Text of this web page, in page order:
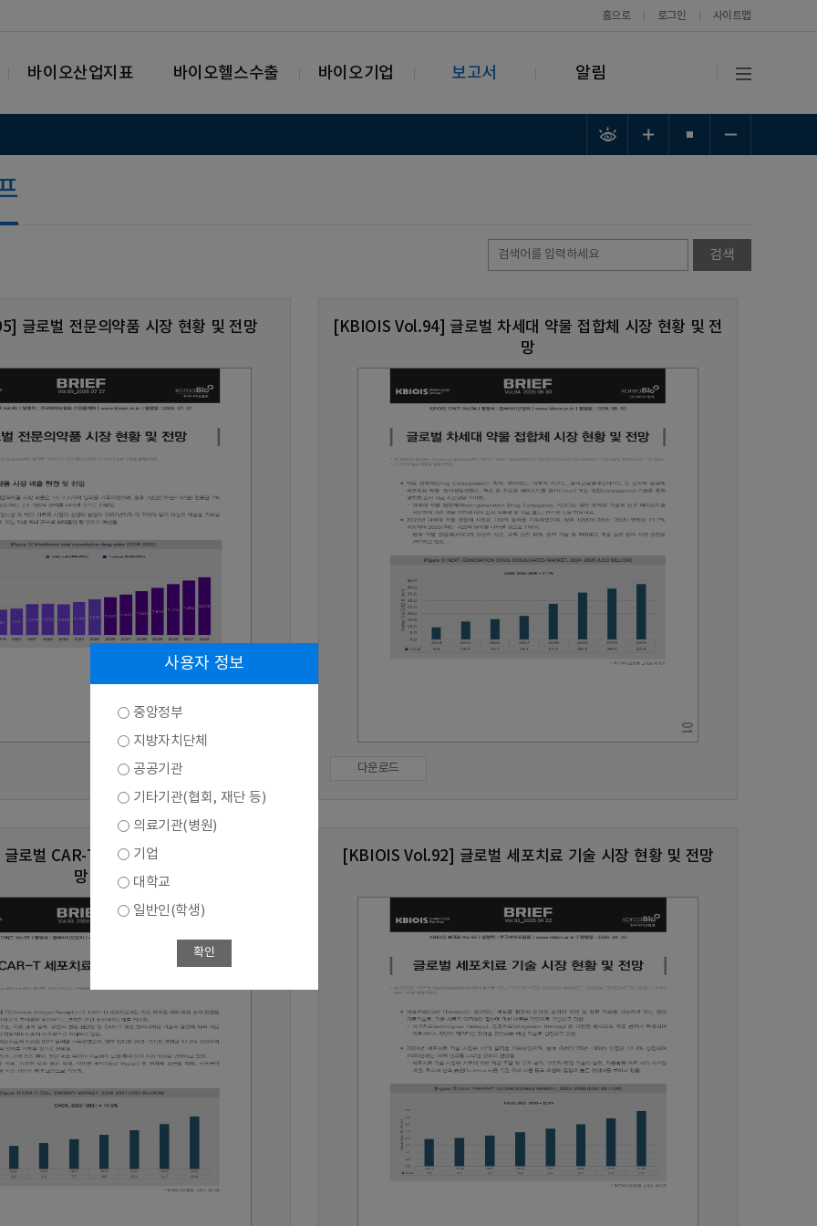
홈으로 로그인 사이트맵
바이오산업지표 바이오헬스수출 바이오기업 보고서 알림
글로벌 전문의약품 시장 현황 및 전망
[KBIOIS Vol.94] 글로벌 차세대 약물 접합체 시장 현황 및 전
망
다운로드
로벌 CAR-T 세포치료제 시장 현황 및 전
망
[KBIOIS Vol.92] 글로벌 세포치료 기술 시장 현황 및 전망
사용자 정보
중앙정부
지방자치단체
공공기관
기타기관(협회, 재단 등)
의료기관(병원)
기업
대학교
일반인(학생)
확인